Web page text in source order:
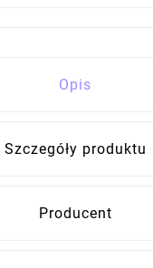
Opis
Szczegóły produktu
Producent